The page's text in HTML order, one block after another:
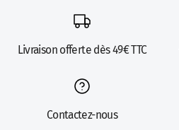
Livraison offerte dès 49€ TTC
Contactez-nous